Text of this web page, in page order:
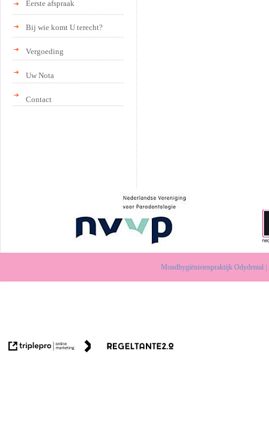
Eerste afspraak
Bij wie komt U terecht?
Vergoeding
Uw Nota
Contact
Mondhygiënistenpraktijk Odydental |